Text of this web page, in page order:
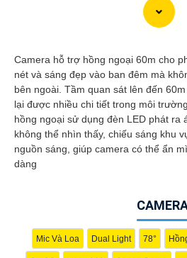
Camera Giá Rẻ Thiết Bị An Ninh
cho dự án của bạn:
Camera Giá Rẻ Thiết Bị An Ninh
cho Dự Án
Chào quý khách hàng,
Chúng tôi xin giới thiệu đến quý khách
Camera Giá Rẻ Thiết Bị An Ninh
Ưu điểm của dòng sản phẩm:〗1:
chất lượng và
Chất lượng chính hãng: Sản phẩm
sản xuất uy tín, cam kết chất lượng
Camera hỗ trợ hồng ngoại 60m cho
nét và sáng đẹp vào ban đêm mà
bên ngoài. Tầm quan sát lên đến
lại được nhiều chi tiết trong môi
hồng ngoại sử dụng đèn LED phát ra
không thể nhìn thấy, chiếu sáng khu
nguồn sáng, giúp camera có thể ẩn
dàng
Mic Và Loa Dual Light 78°